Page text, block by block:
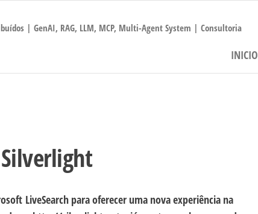
| GenAI, RAG, LLM, MCP, Multi-Agent System | Consultoria
INICIO
LiveSearch para oferecer uma nova experiência na